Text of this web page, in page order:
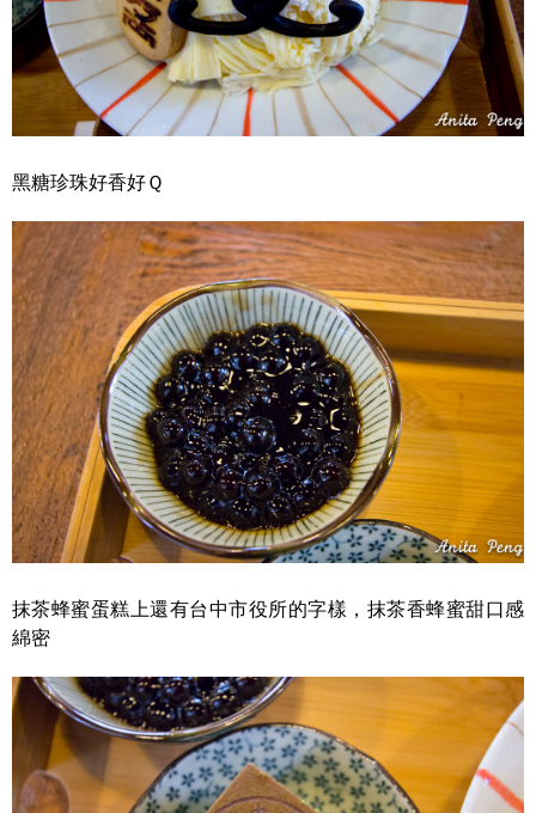
黑糖珍珠好香好Ｑ
抹茶蜂蜜蛋糕上還有台中市役所的字樣，抹茶香蜂蜜甜口感
綿密